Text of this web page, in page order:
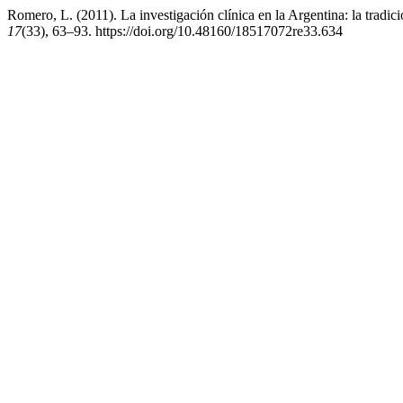
Romero, L. (2011). La investigación clínica en la Argentina: la
17(33), 63–93. https://doi.org/10.48160/18517072re33.634